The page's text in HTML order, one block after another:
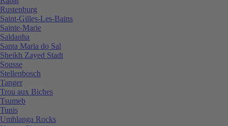
Rustenburg
Saint-Gilles-Les-Bains
Sainte-Marie
Saldanha
Santa Maria do Sal
Sheikh Zayed Stadt
Sousse
Stellenbosch
Tanger
Trou aux Biches
Tsumeb
Tunis
Umhlanga Rocks